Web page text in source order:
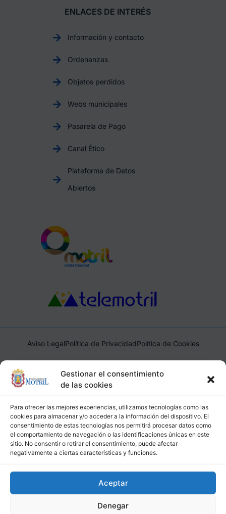
Gestionar el consentimiento
de las cookies
Para ofrecer las mejores experiencias, utilizamos tecnologías como las
cookies para almacenar y/o acceder a la información del dispositivo. El
consentimiento de estas tecnologías nos permitirá procesar datos como
el comportamiento de navegación o las identificaciones únicas en este
sitio. No consentir o retirar el consentimiento, puede afectar
negativamente a ciertas características y funciones.
Aceptar
Denegar
ENLACES DE INTERÉS
Información y contacto
Ordenanzas
Objetos perdidos
Webs municipales
Pasarela de Pago
Canal Ético
Plataforma de Datos
Abiertos
Aviso LegalPolítica de PrivacidadPolítica de Cookies
Ayuntamiento de Motril, Plaza de España, 1, 18600, Motril,
(Granada), CIF: P1814200J, DIR3: L01181400